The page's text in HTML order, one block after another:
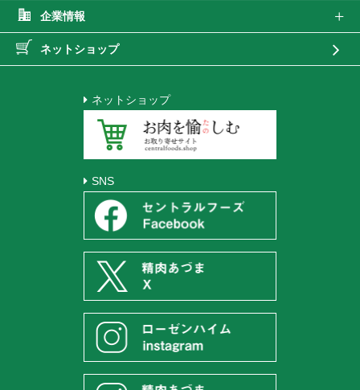
企業情報
ネットショップ
ネットショップ
SNS